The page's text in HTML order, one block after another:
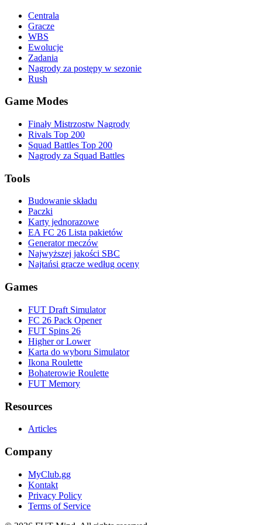
Centrala
Gracze
WBS
Ewolucje
Zadania
Nagrody za postępy w sezonie
Rush
Game Modes
Finały Mistrzostw Nagrody
Rivals Top 200
Squad Battles Top 200
Nagrody za Squad Battles
Tools
Budowanie składu
Paczki
Karty jednorazowe
EA FC 26 Lista pakietów
Generator meczów
Najwyższej jakości SBC
Najtańsi gracze według oceny
Games
FUT Draft Simulator
FC 26 Pack Opener
FUT Spins 26
Higher or Lower
Karta do wyboru Simulator
Ikona Roulette
Bohaterowie Roulette
FUT Memory
Resources
Articles
Company
MyClub.gg
Kontakt
Privacy Policy
Terms of Service